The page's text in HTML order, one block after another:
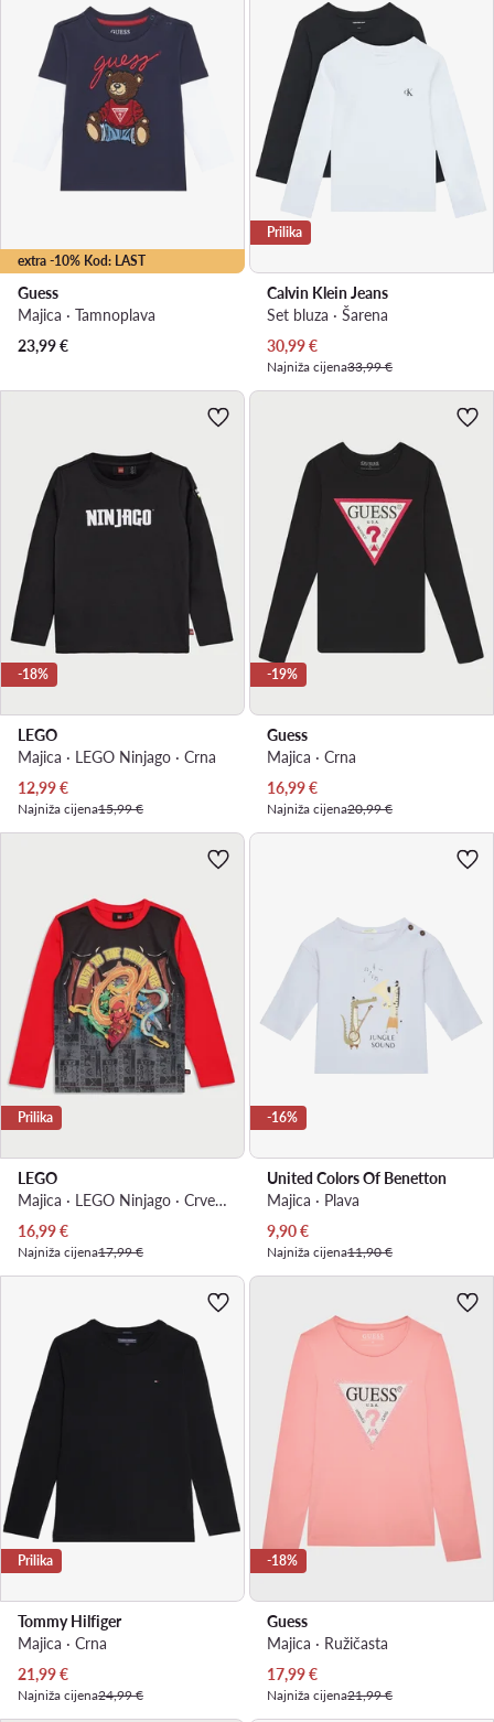
extra -10% Kod: LAST
Guess
Majica · Tamnoplava
23,99€
Prilika
Calvin Klein Jeans
Set bluza · Šarena
Trenutna cijena
30,99€
Najniža cijena33,99 €
-18%
LEGO
Majica · LEGO Ninjago · Crna
Trenutna cijena
12,99€
Najniža cijena15,99 €
-19%
Guess
Majica · Crna
Trenutna cijena
16,99€
Najniža cijena20,99 €
Prilika
LEGO
Majica · LEGO Ninjago · Crvena
Trenutna cijena
16,99€
Najniža cijena17,99 €
-16%
United Colors Of Benetton
Majica · Plava
Trenutna cijena
9,90€
Najniža cijena11,90 €
Prilika
Tommy Hilfiger
Majica · Crna
Trenutna cijena
21,99€
Najniža cijena24,99 €
-18%
Guess
Majica · Ružičasta
Trenutna cijena
17,99€
Najniža cijena21,99 €